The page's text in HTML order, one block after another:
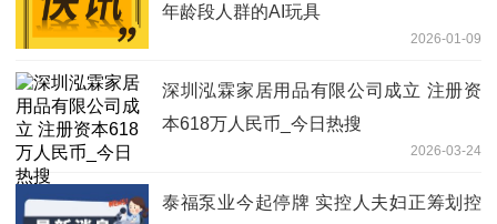
年龄段人群的AI玩具
2026-01-09
深圳泓霖家居用品有限公司成立 注册资
本618万人民币_今日热搜
2026-03-24
泰福泵业今起停牌 实控人夫妇正筹划控